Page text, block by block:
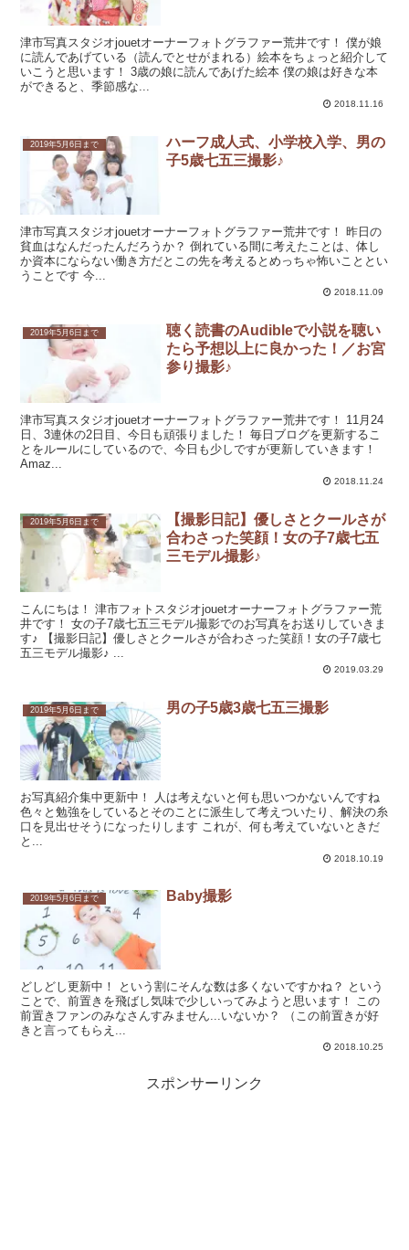
津市写真スタジオjouetオーナーフォトグラファー荒井です！ 僕が娘
に読んであげている（読んでとせがまれる）絵本をちょっと紹介して
いこうと思います！ 3歳の娘に読んであげた絵本 僕の娘は好きな本
ができると、季節感な...
2018.11.16
2019年5月6日まで
ハーフ成人式、小学校入学、男の
子5歳七五三撮影♪
津市写真スタジオjouetオーナーフォトグラファー荒井です！ 昨日の
貧血はなんだったんだろうか？ 倒れている間に考えたことは、体し
か資本にならない働き方だとこの先を考えるとめっちゃ怖いこととい
うことです 今...
2018.11.09
2019年5月6日まで
聴く読書のAudibleで小説を聴い
たら予想以上に良かった！／お宮
参り撮影♪
津市写真スタジオjouetオーナーフォトグラファー荒井です！ 11月24
日、3連休の2日目、今日も頑張りました！ 毎日ブログを更新するこ
とをルールにしているので、今日も少しですが更新していきます！
Amaz...
2018.11.24
2019年5月6日まで
【撮影日記】優しさとクールさが
合わさった笑顔！女の子7歳七五
三モデル撮影♪
こんにちは！ 津市フォトスタジオjouetオーナーフォトグラファー荒
井です！ 女の子7歳七五三モデル撮影でのお写真をお送りしていきま
す♪ 【撮影日記】優しさとクールさが合わさった笑顔！女の子7歳七
五三モデル撮影♪ ...
2019.03.29
2019年5月6日まで 男の子5歳3歳七五三撮影
お写真紹介集中更新中！ 人は考えないと何も思いつかないんですね
色々と勉強をしているとそのことに派生して考えついたり、解決の糸
口を見出せそうになったりします これが、何も考えていないときだ
と...
2018.10.19
2019年5月6日まで Baby撮影
どしどし更新中！ という割にそんな数は多くないですかね？ という
ことで、前置きを飛ばし気味で少しいってみようと思います！ この
前置きファンのみなさんすみません...いないか？ （この前置きが好
きと言ってもらえ...
2018.10.25
スポンサーリンク